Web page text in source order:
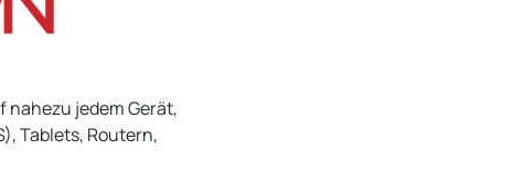
nahezu jedem Gerät,
Tablets, Routern,